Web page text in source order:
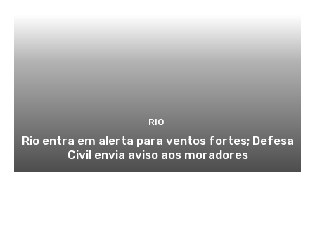
RIO
Rio entra em alerta para ventos fortes; Defesa
Civil envia aviso aos moradores